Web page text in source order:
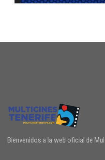
Bienvenidos a la web oficial de